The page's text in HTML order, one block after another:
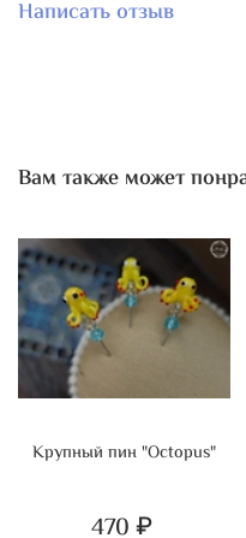
Написать отзыв
Вам также может
Крупный пин "Octopus"
470 ₽